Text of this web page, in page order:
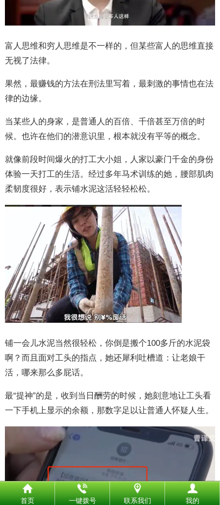
富人思维和穷人思维是不一样的，但某些富人的思维直接
无视了法律。
果然，最赚钱的方法在刑法里写着，最刺激的事情也在法
律的边缘。
当某些人的身家，是普通人的百倍、千倍甚至万倍的时
候。也许在他们的潜意识里，根本就没有平等的概念。
就像前段时间爆火的打工大小姐，人家以豪门千金的身份
体验一天打工的生活。经过多年马术训练的她，腰部肌肉
柔韧度很好，表示铺水泥这活轻轻松松。
铺一会儿水泥当然很轻松，你倒是搬个100多斤的水泥袋
啊？而且面对工头的指点，她还犀利吐槽道：让老娘干
活，哪来那么多屁话。
最“提神”的是，收到当日酬劳的时候，她刻意地让工头看
一下手机上显示的余额，那数字足以让普通人怀疑人生。
首页 一键拨号 联系我们 我的